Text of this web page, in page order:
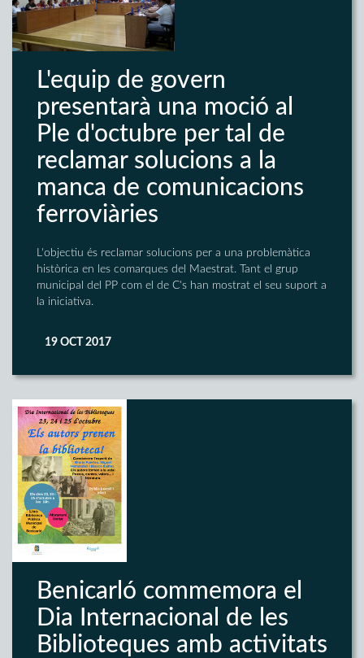
L'equip de govern
presentarà una moció al
Ple d'octubre per tal de
reclamar solucions a la
manca de comunicacions
ferroviàries
L'objectiu és reclamar solucions per a una problemàtica
històrica en les comarques del Maestrat. Tant el grup
municipal del PP com el de C's han mostrat el seu suport a
la iniciativa.
19 OCT 2017
Benicarló commemora el
Dia Internacional de les
Biblioteques amb activitats